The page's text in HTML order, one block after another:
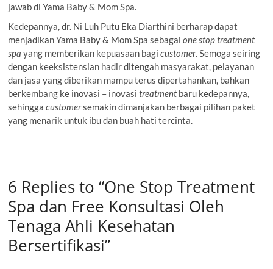
jawab di Yama Baby & Mom Spa.
Kedepannya, dr. Ni Luh Putu Eka Diarthini berharap dapat
menjadikan Yama Baby & Mom Spa sebagaione stop treatment
spa yang memberikan kepuasaan bagicustomer. Semoga seiring
dengan keeksistensian hadir ditengah masyarakat, pelayanan
dan jasa yang diberikan mampu terus dipertahankan, bahkan
berkembang ke inovasi – inovasitreatmentbaru kedepannya,
sehinggacustomersemakin dimanjakan berbagai pilihan paket
yang menarik untuk ibu dan buah hati tercinta.
6 Replies to “One Stop Treatment
Spa dan Free Konsultasi Oleh
Tenaga Ahli Kesehatan
Bersertifikasi”